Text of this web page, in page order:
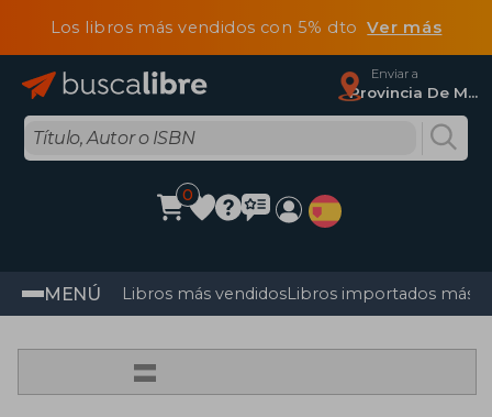
Los libros más vendidos con 5% dtoVer más
Enviar a
Provincia De Madrid
0
MENÚ Libros más vendidosLibros importados más
=